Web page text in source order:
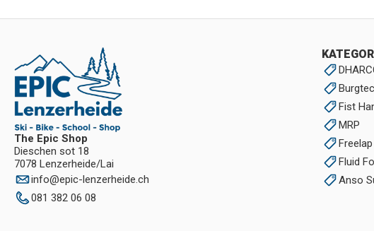
The Epic Shop
Dieschen sot 18
7078 Lenzerheide/Lai
info@epic-lenzerheide.ch
081 382 06 08
Burgtec
Fist
MRP
Freelap
Fluid
Anso